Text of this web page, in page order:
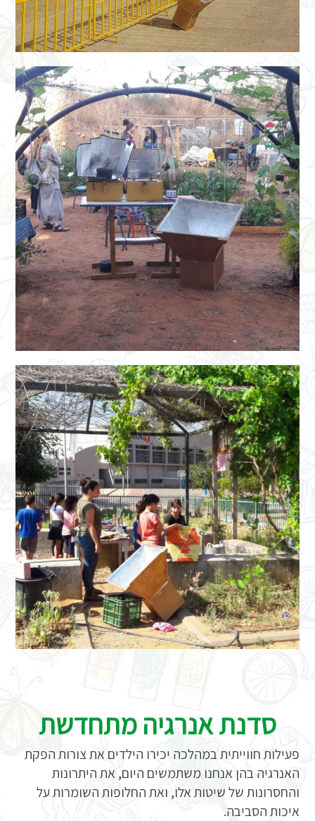
סדנת אנרגיה מתחדשת
פעילות חווייתית במהלכה יכירו הילדים את צורות הפקת
האנרגיה בהן אנחנו משתמשים היום, את היתרונות
והחסרונות של שיטות אלו, ואת החלופות השומרות על
איכות הסביבה.